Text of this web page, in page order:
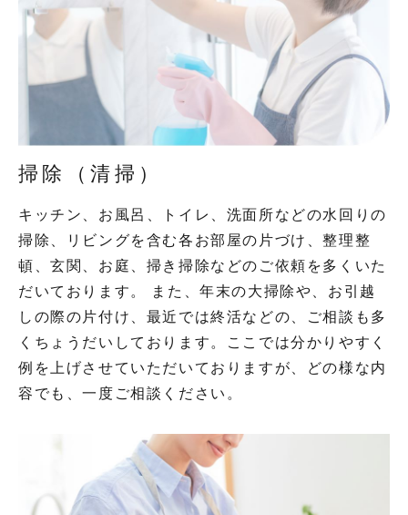
掃除（清掃）
キッチン、お風呂、トイレ、洗面所などの水回りの
掃除、リビングを含む各お部屋の片づけ、整理整
頓、玄関、お庭、掃き掃除などのご依頼を多くいた
だいております。 また、年末の大掃除や、お引越
しの際の片付け、最近では終活などの、ご相談も多
くちょうだいしております。ここでは分かりやすく
例を上げさせていただいておりますが、どの様な内
容でも、一度ご相談ください。